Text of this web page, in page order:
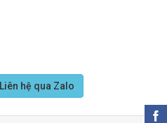
Liên hệ qua Zalo